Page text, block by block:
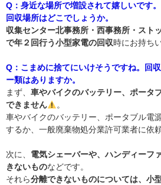
Q：身近な場所で増設されて嬉しいです
回収場所はどこでしょうか。
収集センター北事務所・西事務所・スト
で年２回行う小型家電の回収時にお持ち
Q：こまめに捨てにいけそうですね。回
ー類はありますか。
まず、 車やバイクのバッテリー、ポータ
できません
。
車やバイクのバッテリー、ポータブル電
するか、一般廃棄物処分業許可業者に依
次に、 電気シェーバーや、ハンディーフ
きないものなどです。
それら分離できないものについては、小